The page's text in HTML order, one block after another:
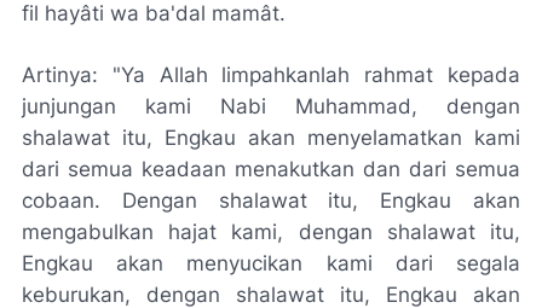
fil hayâti wa ba'dal mamât.
Artinya: "Ya Allah limpahkanlah rahmat kepada
junjungan kami Nabi Muhammad, dengan
shalawat itu, Engkau akan menyelamatkan kami
dari semua keadaan menakutkan dan dari semua
cobaan. Dengan shalawat itu, Engkau akan
mengabulkan hajat kami, dengan shalawat itu,
Engkau akan menyucikan kami dari segala
keburukan, dengan shalawat itu, Engkau akan